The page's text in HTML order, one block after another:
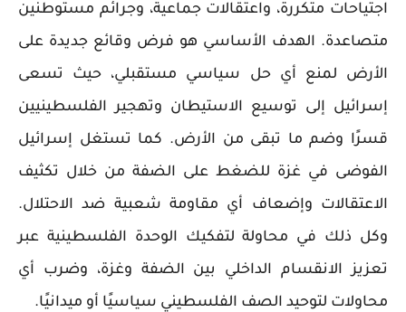
اجتياحات متكررة، واعتقالات جماعية، وجرائم مستوطنين
متصاعدة. الهدف الأساسي هو فرض وقائع جديدة على
الأرض لمنع أي حل سياسي مستقبلي، حيث تسعى
إسرائيل إلى توسيع الاستيطان وتهجير الفلسطينيين
قسرًا وضم ما تبقى من الأرض. كما تستغل إسرائيل
الفوضى في غزة للضغط على الضفة من خلال تكثيف
الاعتقالات وإضعاف أي مقاومة شعبية ضد الاحتلال.
وكل ذلك في محاولة لتفكيك الوحدة الفلسطينية عبر
تعزيز الانقسام الداخلي بين الضفة وغزة، وضرب أي
محاولات لتوحيد الصف الفلسطيني سياسيًا أو ميدانيًا.